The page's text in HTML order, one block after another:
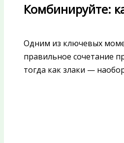
Комбинируйте:
Одним из ключевых
правильное сочетание
тогда как злаки —